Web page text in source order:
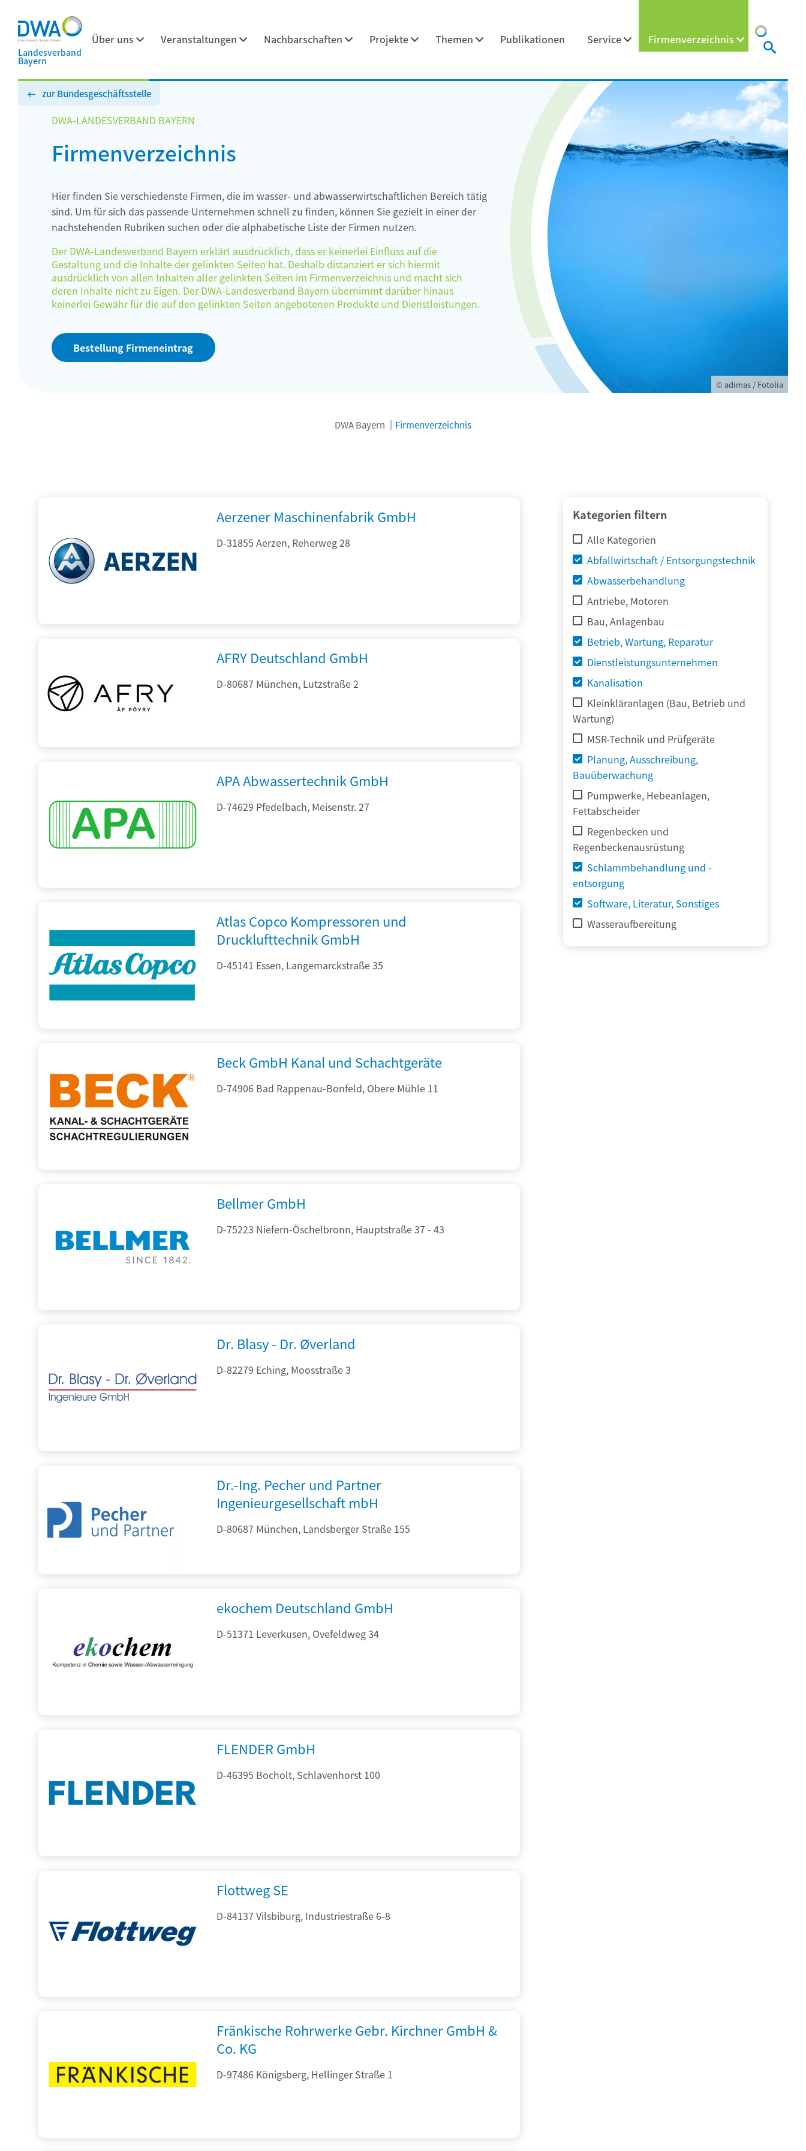
Landesverband
Bayern
Über uns Veranstaltungen Nachbarschaften Projekte Themen Publikationen Service Firmenverzeichnis
zur Bundesgeschäftsstelle
DWA-LANDESVERBAND BAYERN
Firmenverzeichnis
Hier finden Sie verschiedenste Firmen, die im wasser- und abwasserwirtschaftlichen Bereich tätig
sind. Um für sich das passende Unternehmen schnell zu finden, können Sie gezielt in einer der
nachstehenden Rubriken suchen oder die alphabetische Liste der Firmen nutzen.
Der DWA-Landesverband Bayern erklärt ausdrücklich, dass er keinerlei Einfluss auf die
Gestaltung und die Inhalte der gelinkten Seiten hat. Deshalb distanziert er sich hiermit
ausdrücklich von allen Inhalten aller gelinkten Seiten im Firmenverzeichnis und macht sich
deren Inhalte nicht zu Eigen. Der DWA-Landesverband Bayern übernimmt darüber hinaus
keinerlei Gewähr für die auf den gelinkten Seiten angebotenen Produkte und Dienstleistungen.
Bestellung Firmeneintrag
© adimas / Fotolia
DWA Bayern Firmenverzeichnis
Kategorien filtern
Alle Kategorien
Abfallwirtschaft / Entsorgungstechnik
Abwasserbehandlung
Antriebe, Motoren
Bau, Anlagenbau
Betrieb, Wartung, Reparatur
Dienstleistungsunternehmen
Kanalisation
Kleinkläranlagen (Bau, Betrieb und
Wartung)
MSR-Technik und Prüfgeräte
Planung, Ausschreibung,
Bauüberwachung
Pumpwerke, Hebeanlagen,
Fettabscheider
Regenbecken und
Regenbeckenausrüstung
Schlammbehandlung und -
entsorgung
Software, Literatur, Sonstiges
Wasseraufbereitung
Aerzener Maschinenfabrik GmbH
D-31855 Aerzen, Reherweg 28
AFRY Deutschland GmbH
D-80687 München, Lutzstraße 2
APA Abwassertechnik GmbH
D-74629 Pfedelbach, Meisenstr. 27
Atlas Copco Kompressoren und
Drucklufttechnik GmbH
D-45141 Essen, Langemarckstraße 35
Beck GmbH Kanal und Schachtgeräte
D-74906 Bad Rappenau-Bonfeld, Obere Mühle 11
Bellmer GmbH
D-75223 Niefern-Öschelbronn, Hauptstraße 37 - 43
Dr. Blasy - Dr. Øverland
D-82279 Eching, Moosstraße 3
Dr.-Ing. Pecher und Partner
Ingenieurgesellschaft mbH
D-80687 München, Landsberger Straße 155
ekochem Deutschland GmbH
D-51371 Leverkusen, Ovefeldweg 34
FLENDER GmbH
D-46395 Bocholt, Schlavenhorst 100
Flottweg SE
D-84137 Vilsbiburg, Industriestraße 6-8
Fränkische Rohrwerke Gebr. Kirchner GmbH &
Co. KG
D-97486 Königsberg, Hellinger Straße 1